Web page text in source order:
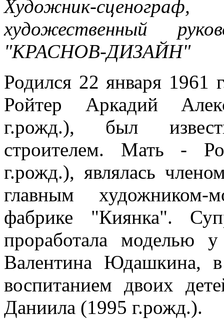
Художник-
художественный
"КРАСНОВ-ДИЗАЙН"
Родился 22 января 1961
Ройтер Аркадий
г.рожд.), был
строителем. Мать -
г.рожд.), являлась
главным художником-
фабрике "Киянка".
проработала моделью
Валентина Юдашкина, в
воспитанием двоих
Даниила (1995 г.рожд.).